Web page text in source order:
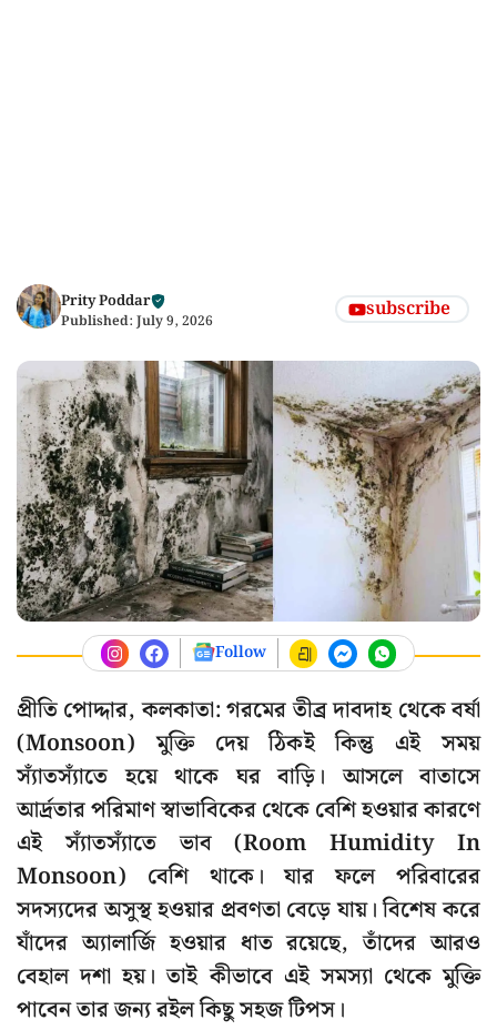
Prity Poddar
Published: July 9, 2026 subscribe
Follow
প্রীতি পোদ্দার, কলকাতা: গরমের তীব্র দাবদাহ থেকে বর্ষা
(Monsoon) মুক্তি দেয় ঠিকই কিন্তু এই সময়
স্যাঁতস্যাঁতে হয়ে থাকে ঘর বাড়ি। আসলে বাতাসে
আর্দ্রতার পরিমাণ স্বাভাবিকের থেকে বেশি হওয়ার কারণে
এই স্যাঁতস্যাঁতে ভাব (Room Humidity In
Monsoon) বেশি থাকে। যার ফলে পরিবারের
সদস্যদের অসুস্থ হওয়ার প্রবণতা বেড়ে যায়। বিশেষ করে
যাঁদের অ্যালার্জি হওয়ার ধাত রয়েছে, তাঁদের আরও
বেহাল দশা হয়। তাই কীভাবে এই সমস্যা থেকে মুক্তি
পাবেন তার জন্য রইল কিছু সহজ টিপস।